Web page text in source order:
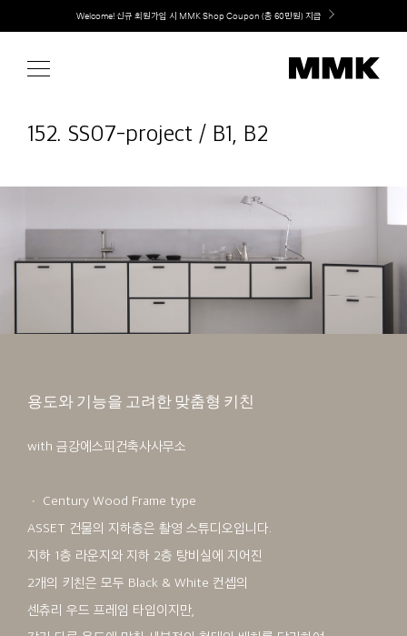
content
취향대로 완성하는 커스텀 아일랜드 키친, MMK The Island 출시
152. SS07-project / B1, B2
용도와 기능을 고려한 맞춤형 키친
with 금강에스피건축사사무소
ㆍ Century Wood Frame type
ASSET 건물의 지하층은 촬영 스튜디오입니다.
지하 1층 라운지와 지하 2층 탕비실에 지어진
2개의 키친은 모두 Black & White 컨셉의
센츄리 우드 프레임 타입이지만,